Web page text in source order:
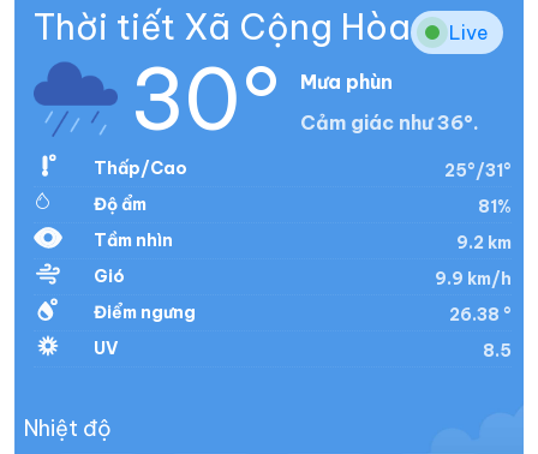
Thời tiết Xã Cộng Hòa Live
30°
Mưa phùn
Cảm giác như 36°.
Thấp/Cao
25°/31°
Độ ẩm
81%
Tầm nhìn
9.2 km
Gió
9.9 km/h
Điểm ngưng
26.38 °
UV
8.5
Nhiệt độ